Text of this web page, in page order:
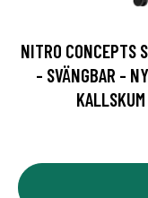
NITRO CONCEPTS
- SVÄNGBAR -